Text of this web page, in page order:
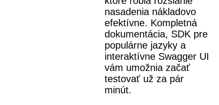
nasadenia nákladovo
efektívne. Kompletná
dokumentácia, SDK pre
populárne jazyky a
interaktívne Swagger UI
vám umožnia začať
testovať už za pár
minút.